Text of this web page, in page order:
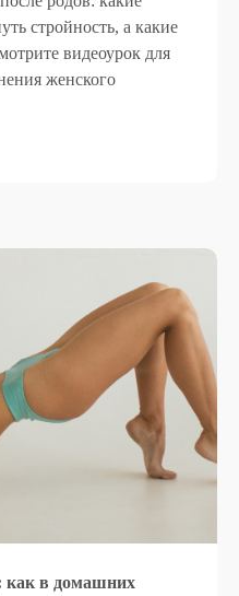
стройность, а какие
видеоурок для
женского
как в домашних